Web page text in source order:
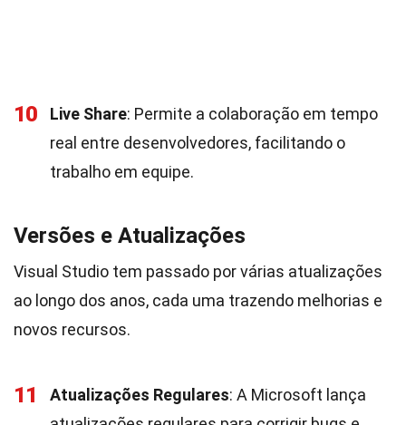
10 Live Share: Permite a colaboração em tempo
real entre desenvolvedores, facilitando o
trabalho em equipe.
Versões e Atualizações
Visual Studio tem passado por várias atualizações
ao longo dos anos, cada uma trazendo melhorias e
novos recursos.
11 Atualizações Regulares: A Microsoft lança